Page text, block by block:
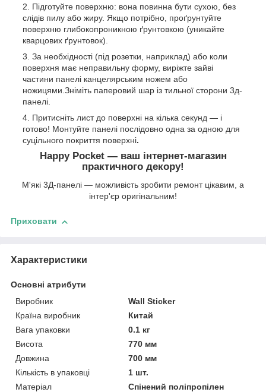
Підготуйте поверхню: вона повинна бути сухою, без
слідів пилу або жиру. Якщо потрібно, проґрунтуйте
поверхню глибокопроникною ґрунтовкою (уникайте
кварцових ґрунтовок).
За необхідності (під розетки, наприклад) або коли
поверхня має неправильну форму, виріжте зайві
частини панелі канцелярським ножем або
ножицями.Зніміть паперовий шар із тильної сторони 3д-
панелі.
Притисніть лист до поверхні на кілька секунд — і
готово! Монтуйте панелі послідовно одна за одною для
суцільного покриття поверхні.
Happy Pocket — ваш інтернет-магазин
практичного декору!
М'які 3Д-панелі — можливість зробити ремонт цікавим, а
інтер'єр оригінальним!
Приховати
Характеристики
Основні атрибути
Виробник
Wall Sticker
Країна виробник
Китай
Вага упаковки
0.1 кг
Висота
770 мм
Довжина
700 мм
Кількість в упаковці
1 шт.
Матеріал
Спінений поліпропілен